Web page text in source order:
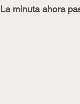
La minuta ahora